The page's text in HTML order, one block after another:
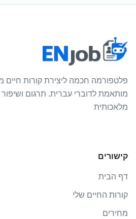
פלטפורמה חכמה ליצירת קורות חיים
מותאמת לדוברי עברית. תרגום
מלאכותית
קישורים
דף הבית
קורות החיים שלי
מחירים